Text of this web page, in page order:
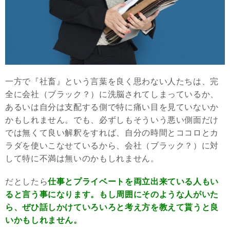
一方で『社畜』という言葉を良く思わない人たちは、完
全に会社（ブラック？）に洗脳されてしまっているか、
あるいは自分は支配する側で特に痛い目を見ていないか
かもしれません。でも、必ずしもそういう悪い側面だけ
では無くて良い解釈をすれば、自分の時間とココロとカ
ラダを使いこなせているから、会社（ブラック？）に対
して特に不満は無いのかもしれません。
だとしたら仕事とプライベートを両立出来ている人もい
ると言う事になります。もし周囲にそのような人がいた
ら、ぜひ話しかけていろいろと考え方を教えて貰うと良
いかもしれません。